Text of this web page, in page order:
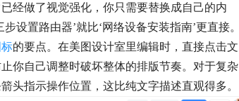
经做了视觉强化，你只需要替换成自己的内
设置路由器’就比‘网络设备安装指南’更直接。
的要点。在美图设计室里编辑时，直接点击文
你自己调整时破坏整体的排版节奏。对于复杂
头指示操作位置，这比纯文字描述直观得多。